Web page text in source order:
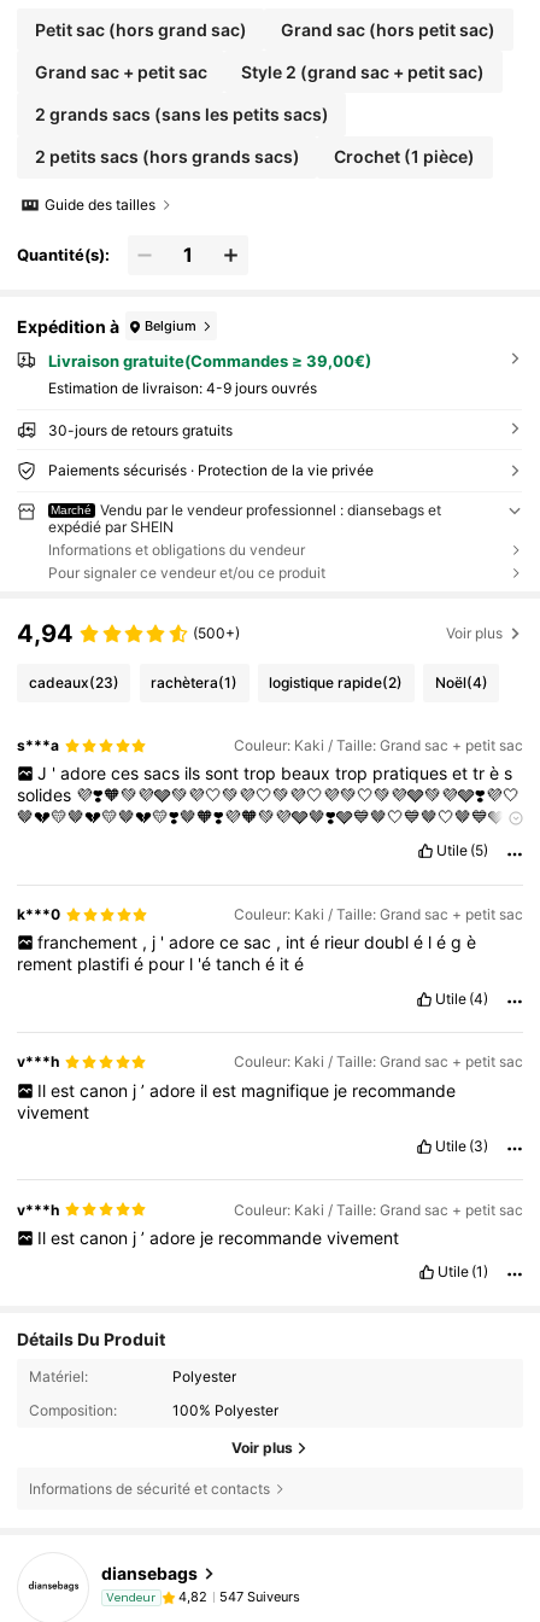
Petit sac (hors grand sac) Grand sac (hors petit sac)
Grand sac + petit sac Style 2 (grand sac + petit sac)
2 grands sacs (sans les petits sacs)
2 petits sacs (hors grands sacs) Crochet (1 pièce)
Guide des tailles
Quantité(s):
Expédition à Belgium
Livraison gratuite(Commandes ≥ 39,00€)
Estimation de livraison: 4-9 jours ouvrés
30-jours de retours gratuits
Paiements sécurisés · Protection de la vie privée
Marché
Vendu par le vendeur professionnel : diansebags et
expédié par SHEIN
Informations et obligations du vendeur
Pour signaler ce vendeur et/ou ce produit
4,94 (500+) Voir plus
cadeaux(23) rachètera(1) logistique rapide(2) Noël(4)
s***a Couleur: Kaki / Taille: Grand sac + petit sac
J ' adore ces sacs ils sont trop beaux trop pratiques et tr è s
solides 💜❣️🧡💚💜🩶💚💜🤍💚💜🤍💚💜🤍💜💚🤍💚💜🩶💚💜🩶❣️💜🤍
🤎💔💛🤎💔💛🤎💔💛❣️🤎🧡❣️💜🧡💚💜🩶🤎❣️🩶💙🤎🤍💙🤎🤍🤎💙🩶❣️
💚💜🩶💚💜💚🩶💜💚🩶💜💚🩶💫💚🤍💫💚💫🤍🤍💚💫💚🩶💫💚🩶💫
💚🤍💜💙💜🤍💜💚🤍🤍💚💫💙🤍💫💫💚🤍💙💜🤍🤍💚💜💚🤍💜💫💙
🤍💚🤍💜💙🤍💫💚🤍💫🤍💚💫💫💙🤍🤍💚💫💙💫🤍💙💦🤍💙🤍💫💚
🩶💫💚🤍💫💚🩶💫💚🩶💜💚💜🩶💚🩶💜💙🩶💜💚💜🩶💚💫🩶💙🩶💫
💙🕳💫💚🩶💫💚🩶💫💙🤍💫💙💫🤍💙🤍💫🩶💫💙💜💚🩶🤍💚💫💙💫
🤍💫💙🤍🤍💙💫💙💣💫💣💙💫💫💫💣💢💫💢💣💣💢💫💣💙💫💙🤍💫
💢💢💣💫💙🤍💜💚🩶💚🧡💜💛💜💔💔💛❤️‍🩹❣️💛💜💛❣️💜💛❣️💜💛💜❣️
💛💜❣️💛💔💜💛💔🤎💔💜💛💜💔💛💙💜💛💜💙💛💙🤍💜🤍💙💜🤍💙🤎
💙🤍🤎💙🤍💜🤍💜💙🤍💙💜🤍💙💜💙🤍🤎🤎💙🤍🤍💙🤎💙🤎🤍💙🤍
🤎🤍💙🤎🤍💙🤎🤎🤍💙🤎💙💛💙💛🤎💛💔💜💔💛💜💔💛🤎💙💛🤎💙
💛🤎💛💙🤎💙🤍💜💙💛💜🤍💚💜🩶💜💚💚🩶💜🩶💜💚🩶💜💚💜🧡❣️🤍
💜❣️💛💜💚💛💜💜💚🤍💜💚🤍💚🩶💜💚🤍💜💚🤍💜🩶💚💜💚💜🩶💜💚
🤍💜🩶💚💚🤍💜💚🩶💜🤍💜💚💚💜🩶💚💜🩶💚🤍💜💜
Utile (5)
k***0 Couleur: Kaki / Taille: Grand sac + petit sac
franchement , j ' adore ce sac , int é rieur doubl é l é g è
rement plastifié pour l 'étanché ité
Utile (4)
v***h Couleur: Kaki / Taille: Grand sac + petit sac
Il est canon j ’ adore il est magnifique je recommande
vivement
Utile (3)
v***h Couleur: Kaki / Taille: Grand sac + petit sac
Il est canon j ’ adore je recommande vivement
Utile (1)
Détails Du Produit
Matériel:
Polyester
Composition:
100% Polyester
Voir plus
Informations de sécurité et contacts
diansebags
Vendeur 4,82 547 Suiveurs